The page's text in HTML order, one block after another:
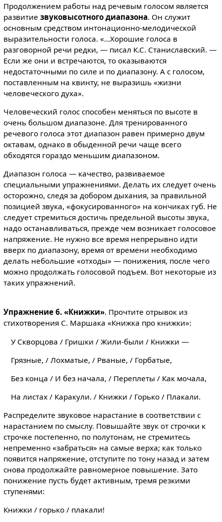
Продолжением работы над речевым голосом является
развитие звуковысотного диапазона. Он служит
основным средством интонационно-мелодической
выразительности голоса. «...Хорошие голоса в
разговорной речи редки, — писал К.С. Станиславский. —
Если же они и встречаются, то оказываются
недостаточными по силе и по диапазону. А с голосом,
поставленным на квинту, не выразишь «жизни
человеческого духа».
Человеческий голос способен меняться по высоте в
очень большом диапазоне. Для тренированного
речевого голоса этот диапазон равен примерно двум
октавам, однако в обыденной речи чаще всего
обходятся гораздо меньшим диапазоном.
Диапазон голоса — качество, развиваемое
специальными упражнениями. Делать их следует очень
осторожно, следя за добором дыхания, за правильной
позицией звука, «фокусированного» на кончиках губ. Не
следует стремиться достичь предельной высоты звука,
надо останавливаться, прежде чем возникает голосовое
напряжение. Не нужно все время непрерывно идти
вверх по диапазону, время от времени необходимо
делать небольшие «отходы» — понижения, после чего
можно продолжать голосовой подъем. Вот некоторые из
таких упражнений.
Упражнение 6. «Книжки». Прочтите отрывок из
стихотворения С. Маршака «Книжка про книжки»:
У Скворцова / Гришки / Жили-были / Книжки —
Грязные, / Лохматые, / Рваные, / Горбатые,
Без конца / И без начала, / Переплеты / Как мочала,
На листах / Каракули. / Книжки / Горько / Плакали.
Распределите звуковое нарастание в соответствии с
нарастанием по смыслу. Повышайте звук от строчки к
строчке постепенно, по полутонам, не стремитесь
непременно «забраться» на самые верха; как только
появится напряжение, отступите по тону назад и затем
снова продолжайте равномерное повышение. Зато
понижение пусть будет активным, тремя резкими
ступенями:
Книжки / горько / плакали!